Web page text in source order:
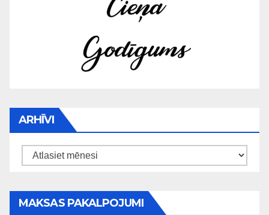
ARHĪVI
Arhīvi
MAKSAS PAKALPOJUMI